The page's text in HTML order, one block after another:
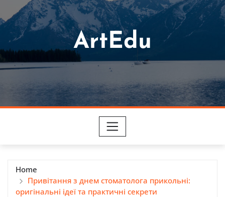
ArtEdu
Home
Привітання з днем стоматолога прикольні:
оригінальні ідеї та практичні секрети